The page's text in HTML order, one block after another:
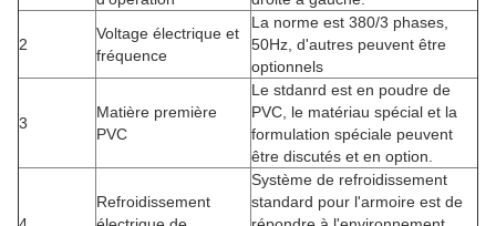
2
Voltage électrique et
fréquence
La norme est 380/3 phases,
50Hz, d'autres peuvent être
optionnels
3
Matière première
PVC
Le stdanrd est en poudre de
PVC, le matériau spécial et la
formulation spéciale peuvent
être discutés et en option.
Refroidissement
Système de refroidissement
standard pour l'armoire est de